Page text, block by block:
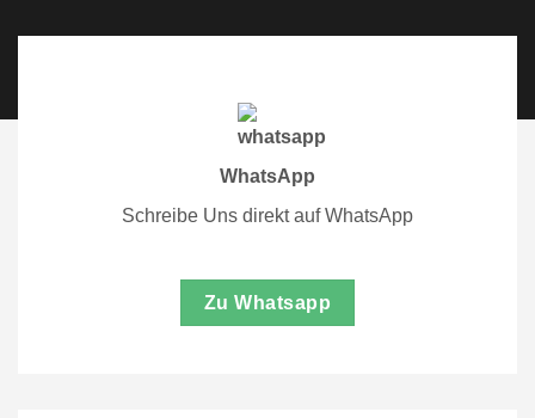
WhatsApp
Schreibe Uns direkt auf WhatsApp
Zu Whatsapp